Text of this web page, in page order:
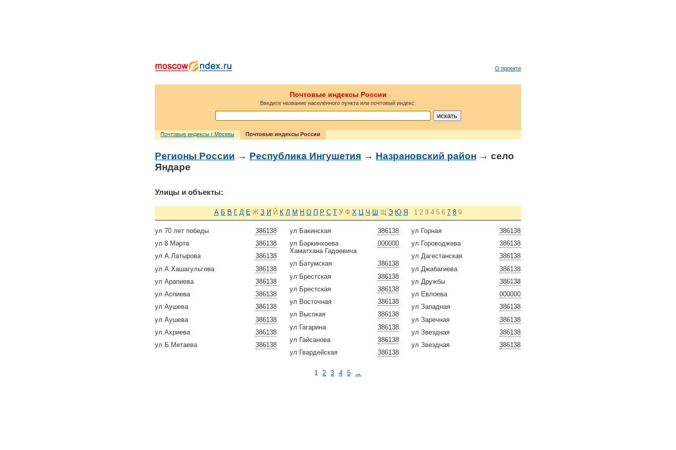
О проекте
Почтовые индексы России
Введите название населённого пункта или почтовый индекс:
Почтовые индексы г Москвы Почтовые индексы России
Регионы России → Республика Ингушетия → Назрановский район → село
Яндаре
Улицы и объекты:
А Б В Г Д Е Ж З И Й К Л М Н О П Р С Т У Ф Х Ц Ч Ш Щ Э Ю Я 1 2 3 4 5 6 7 8 9
386138
ул 70 лет победы
386138
ул 8 Марта
386138
ул А.Латырова
386138
ул А.Хашагульгова
386138
ул Арапиева
386138
ул Аспиева
386138
ул Аушева
386138
ул Аушева
386138
ул Ахриева
386138
ул Б.Метаева
386138
ул Бакинская
000000
ул Баркинхоева
Хаматхана Гадоевича
386138
ул Батумская
386138
ул Брестская
386138
ул Брестская
386138
ул Восточная
386138
ул Высокая
386138
ул Гагарина
386138
ул Гайсанова
386138
ул Гвардейская
386138
ул Горная
386138
ул Гороводжева
386138
ул Дагестанская
386138
ул Джабагиева
386138
ул Дружбы
000000
ул Евлоева
386138
ул Западная
386138
ул Заречная
386138
ул Звездная
386138
ул Звездная
1 2 3 4 5 →